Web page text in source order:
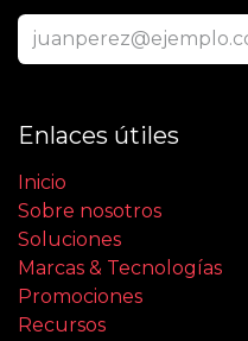
Enlaces útiles
Inicio
Sobre nosotros
Soluciones
Marcas & Tecnologías
Promociones
Recursos